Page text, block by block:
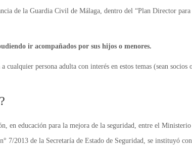
de la Guardia Civil de Málaga, dentro del “Plan Director
ir acompañados por sus hijos o menores.
cualquier persona adulta con interés en estos temas (sean
en educación para la mejora de la seguridad, entre el
7/2013 de la Secretaría de Estado de Seguridad, se instituyó